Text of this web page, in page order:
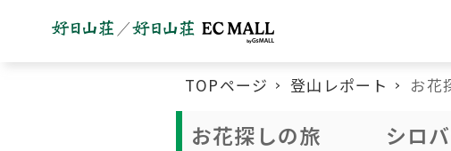
TOPページ 登山レポート お
お花探しの旅 シロバ